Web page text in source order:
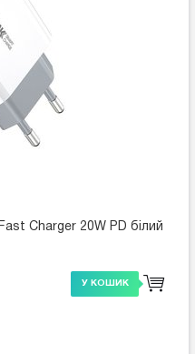
Charger 20W PD білий
У КОШИК